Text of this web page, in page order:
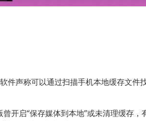
件声称可以通过扫描手机本地缓存文
开启“保存媒体到本地”或未清理缓存